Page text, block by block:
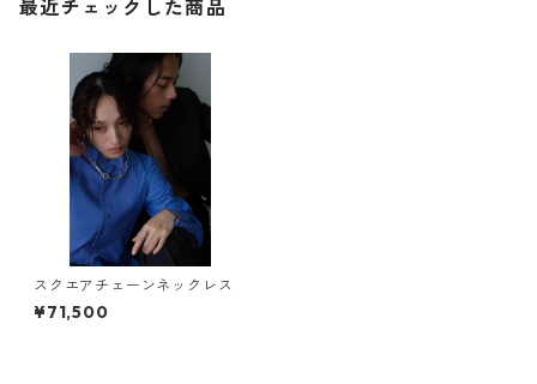
最近チェックした商品
スクエアチェーンネックレス
¥71,500